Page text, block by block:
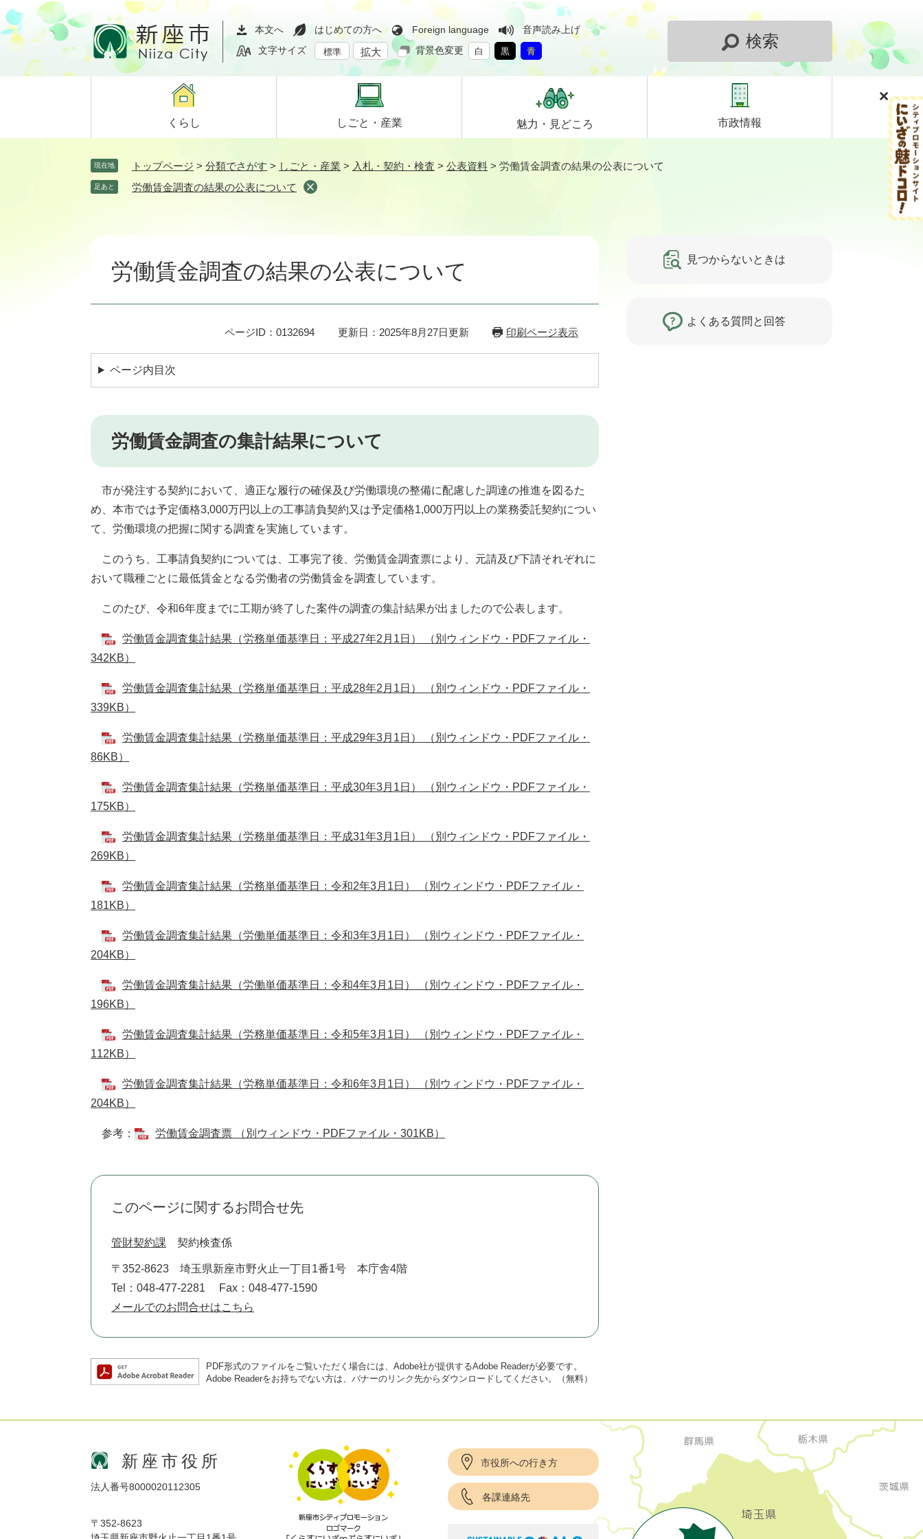
ペ
ー
ジ
メ
ニ
ュ
て
本文へ はじめての方へ Foreign language
音声読み上げ
文字サイズ
標準 拡大 背景色変更 白 黒 青
検索
くらし しごと・ 産業 魅力・ 見どころ 市政情報
現在地 トップページ > 分類でさがす > しごと・産業 > 入札・契約・検査 > 公表資料 > 労働賃金調査の結果の公表について
足あと 労働賃金調査の結果の公表について
労働賃金調査の結果の公表について
ページID：0132694 更新日：2025年8月27日更新 印刷ページ表示
ページ内目次
労働賃金調査の集計結果について
市が発注する契約において、適正な履行の確保及び労働環境の整備に配慮した調達の推進を図るた
め、本市では予定価格3,000万円以上の工事請負契約又は予定価格1,000万円以上の業務委託契約につい
て、労働環境の把握に関する調査を実施しています。
このうち、工事請負契約については、工事完了後、労働賃金調査票により、元請及び下請それぞれに
おいて職種ごとに最低賃金となる労働者の労働賃金を調査しています。
このたび、令和6年度までに工期が終了した案件の調査の集計結果が出ましたので公表します。
労働賃金調査集計結果（労務単価基準日：平成27年2月1日） （別ウィンドウ・PDFファイル・
342KB）
労働賃金調査集計結果（労務単価基準日：平成28年2月1日） （別ウィンドウ・PDFファイル・
339KB）
労働賃金調査集計結果（労務単価基準日：平成29年3月1日） （別ウィンドウ・PDFファイル・
86KB）
労働賃金調査集計結果（労務単価基準日：平成30年3月1日） （別ウィンドウ・PDFファイル・
175KB）
労働賃金調査集計結果（労務単価基準日：平成31年3月1日） （別ウィンドウ・PDFファイル・
269KB）
労働賃金調査集計結果（労務単価基準日：令和2年3月1日） （別ウィンドウ・PDFファイル・
181KB）
労働賃金調査集計結果（労働単価基準日：令和3年3月1日） （別ウィンドウ・PDFファイル・
204KB）
労働賃金調査集計結果（労働単価基準日：令和4年3月1日） （別ウィンドウ・PDFファイル・
196KB）
労働賃金調査集計結果（労務単価基準日：令和5年3月1日） （別ウィンドウ・PDFファイル・
112KB）
労働賃金調査集計結果（労務単価基準日：令和6年3月1日） （別ウィンドウ・PDFファイル・
204KB）
参考： 労働賃金調査票 （別ウィンドウ・PDFファイル・301KB）
このページに関するお問合せ先
管財契約課 契約検査係
〒352-8623
埼玉県新座市野火止一丁目1番1号 本庁舎4階
Tel：048-477-2281
Fax：048-477-1590
メールでのお問合せはこちら
PDF形式のファイルをご覧いただく場合には、Adobe社が提供するAdobe Readerが必要です。
Adobe Readerをお持ちでない方は、バナーのリンク先からダウンロードしてください。（無料）
見つからないときは
よくある質問と回答
新座市役所
法人番号8000020112305
〒352-8623
市役所への行き方
各課連絡先